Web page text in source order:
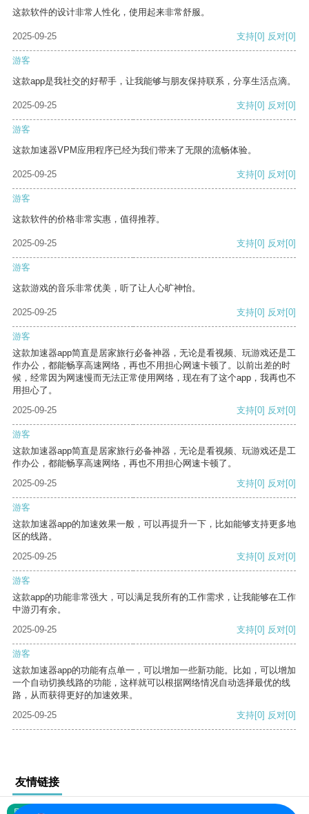
这款软件的设计非常人性化，使用起来非常舒服。
2025-09-25 支持[0] 反对[0]
游客
这款app是我社交的好帮手，让我能够与朋友保持联系，分享生活点滴。
2025-09-25 支持[0] 反对[0]
游客
这款加速器VPM应用程序已经为我们带来了无限的流畅体验。
2025-09-25 支持[0] 反对[0]
游客
这款软件的价格非常实惠，值得推荐。
2025-09-25 支持[0] 反对[0]
游客
这款游戏的音乐非常优美，听了让人心旷神怡。
2025-09-25 支持[0] 反对[0]
游客
这款加速器app简直是居家旅行必备神器，无论是看视频、玩游戏还是工
作办公，都能畅享高速网络，再也不用担心网速卡顿了。以前出差的时
候，经常因为网速慢而无法正常使用网络，现在有了这个app，我再也不
用担心了。
2025-09-25
支持[0] 反对[0]
游客
这款加速器app简直是居家旅行必备神器，无论是看视频、玩游戏还是工
作办公，都能畅享高速网络，再也不用担心网速卡顿了。
2025-09-25
支持[0] 反对[0]
游客
这款加速器app的加速效果一般，可以再提升一下，比如能够支持更多地
区的线路。
2025-09-25
支持[0] 反对[0]
游客
这款app的功能非常强大，可以满足我所有的工作需求，让我能够在工作
中游刃有余。
2025-09-25
支持[0] 反对[0]
游客
这款加速器app的功能有点单一，可以增加一些新功能。比如，可以增加
一个自动切换线路的功能，这样就可以根据网络情况自动选择最优的线
路，从而获得更好的加速效果。
2025-09-25
支持[0] 反对[0]
友情链接